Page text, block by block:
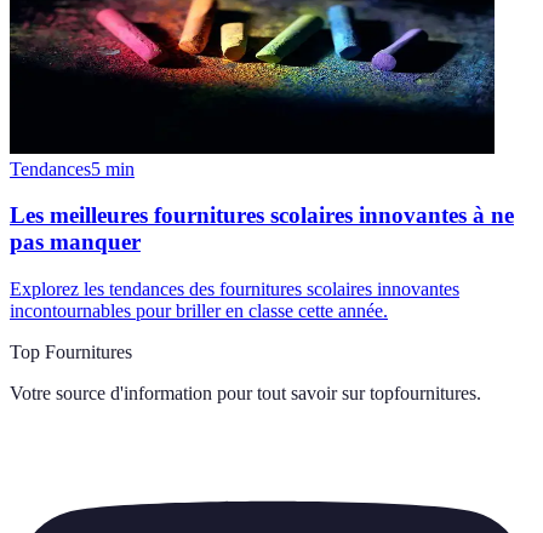
Tendances5 min
Les meilleures fournitures scolaires innovantes à ne
pas manquer
Explorez les tendances des fournitures scolaires innovantes
incontournables pour briller en classe cette année.
Top Fournitures
Votre source d'information pour tout savoir sur topfournitures.